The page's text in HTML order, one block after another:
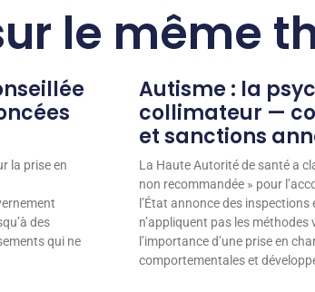
le même
la prise en
des
qui ne
Autisme : la
collimateur —
et sanctions
La Haute Autorité de santé a
non recommandée » pour
l’État annonce des
n’appliquent pas les
l’importance d’une prise en
comportementales et